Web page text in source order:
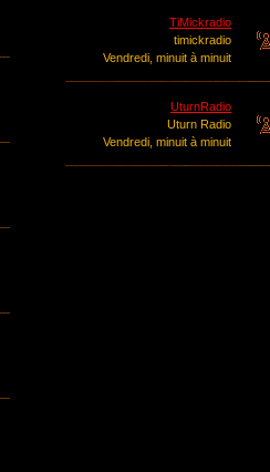
TiMickradio
timickradio
Vendredi, minuit à minuit
UturnRadio
Uturn Radio
Vendredi, minuit à minuit